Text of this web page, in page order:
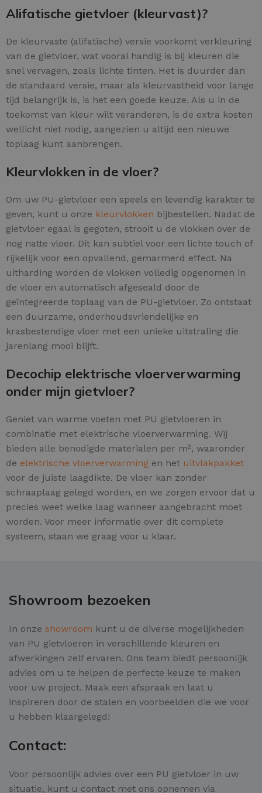
Alifatische gietvloer (kleurvast)?
De kleurvaste (alifatische) versie voorkomt verkleuring
van de gietvloer, wat vooral handig is bij kleuren die
snel vervagen, zoals lichte tinten. Het is duurder dan
de standaard versie, maar als kleurvastheid voor lange
tijd belangrijk is, is het een goede keuze. Als u in de
toekomst van kleur wilt veranderen, is de extra kosten
wellicht niet nodig, aangezien u altijd een nieuwe
toplaag kunt aanbrengen.
Kleurvlokken in de vloer?
Om uw PU-gietvloer een speels en levendig karakter te
geven, kunt u onze kleurvlokken bijbestellen. Nadat de
gietvloer egaal is gegoten, strooit u de vlokken over de
nog natte vloer. Dit kan subtiel voor een lichte touch of
rijkelijk voor een opvallend, gemarmerd effect. Na
uitharding worden de vlokken volledig opgenomen in
de vloer en automatisch afgeseald door de
geïntegreerde toplaag van de PU-gietvloer. Zo ontstaat
een duurzame, onderhoudsvriendelijke en
krasbestendige vloer met een unieke uitstraling die
jarenlang mooi blijft.
Decochip elektrische vloerverwarming
onder mijn gietvloer?
Geniet van warme voeten met PU gietvloeren in
combinatie met elektrische vloerverwarming. Wij
bieden alle benodigde materialen per m², waaronder
de elektrische vloerverwarming en het uitvlakpakket
voor de juiste laagdikte. De vloer kan zonder
schraaplaag gelegd worden, en we zorgen ervoor dat u
precies weet welke laag wanneer aangebracht moet
worden. Voor meer informatie over dit complete
systeem, staan we graag voor u klaar.
Showroom bezoeken
In onze showroom kunt u de diverse mogelijkheden
van PU gietvloeren in verschillende kleuren en
afwerkingen zelf ervaren. Ons team biedt persoonlijk
advies om u te helpen de perfecte keuze te maken
voor uw project. Maak een afspraak en laat u
inspireren door de stalen en voorbeelden die we voor
u hebben klaargelegd!
Contact:
Voor persoonlijk advies over een PU gietvloer in uw
situatie, kunt u contact met ons opnemen via